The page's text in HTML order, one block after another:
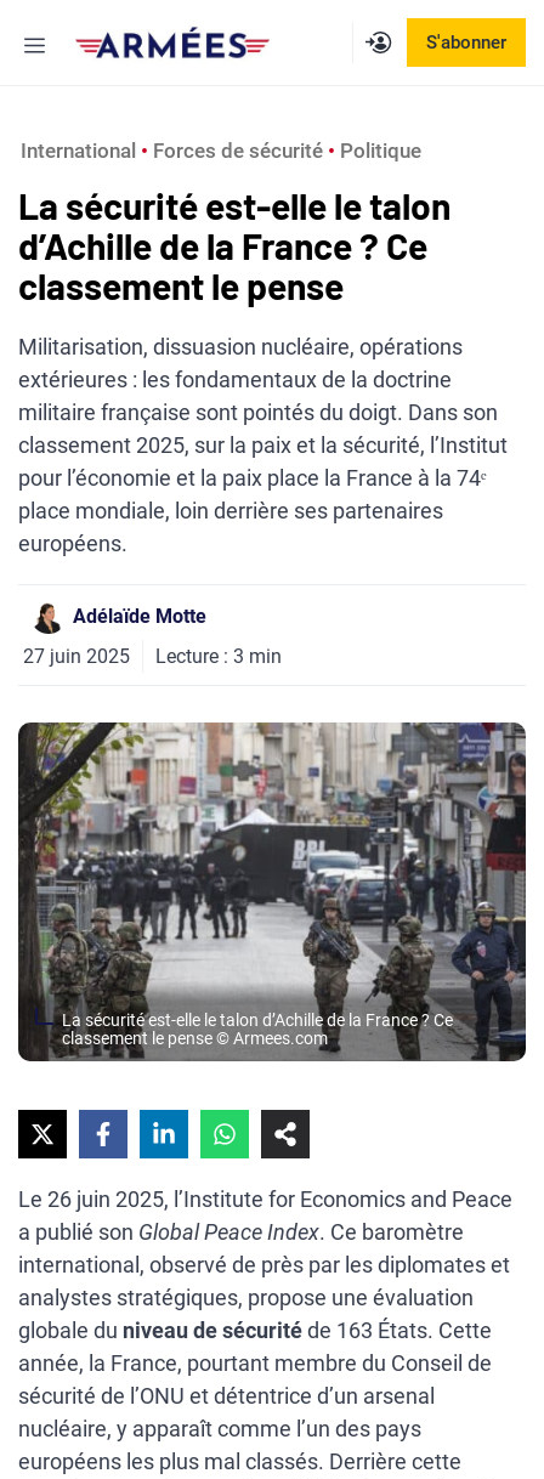
S'abonner
Menu
International • Forces de sécurité • Politique
La sécurité est-elle le talon
d’Achille de la France ? Ce
classement le pense
Militarisation, dissuasion nucléaire, opérations
extérieures : les fondamentaux de la doctrine
militaire française sont pointés du doigt. Dans son
classement 2025, sur la paix et la sécurité, l’Institut
pour l’économie et la paix place la France à la 74ᵉ
place mondiale, loin derrière ses partenaires
européens.
Adélaïde Motte
27 juin 2025
Lecture : 3 min
La sécurité est-elle le talon d’Achille de la France ? Ce
classement le pense © Armees.com
Le 26 juin 2025, l’Institute for Economics and Peace
a publié son Global Peace Index. Ce baromètre
international, observé de près par les diplomates et
analystes stratégiques, propose une évaluation
globale du niveau de sécuritéde 163 États. Cette
année, la France, pourtant membre du Conseil de
sécurité de l’ONU et détentrice d’un arsenal
nucléaire, y apparaît comme l’un des pays
européens les plus mal classés. Derrière cette